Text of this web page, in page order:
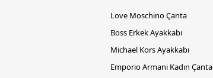
Love Moschino Çanta
Boss Erkek Ayakkabı
Michael Kors Ayakkabı
Emporio Armani Kadın Çanta